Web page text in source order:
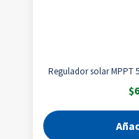
Regulador solar MPPT
$